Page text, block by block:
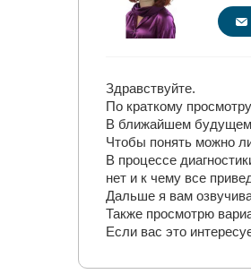
Здравствуйте.
По краткому
В ближайшем будущем
Чтобы понять можно
В процессе
нет и к чему все
Дальше я вам
Также просмотрю
Если вас это